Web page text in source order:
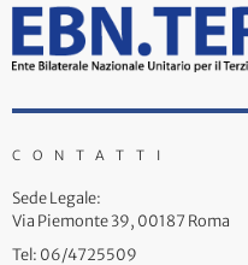
CONTATTI
Sede Legale:
Via Piemonte 39, 00187 Roma
Tel: 06/4725509